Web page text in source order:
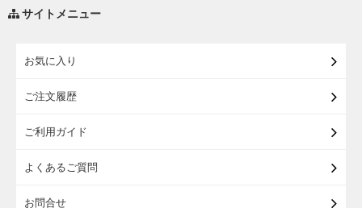
サイトメニュー
お気に入り
ご注文履歴
ご利用ガイド
よくあるご質問
お問合せ